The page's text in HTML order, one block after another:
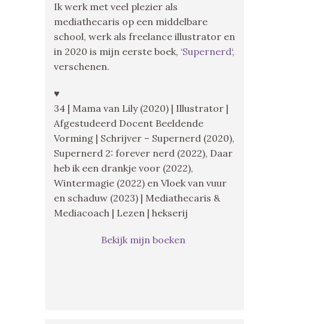
Ik werk met veel plezier als
mediathecaris op een middelbare
school, werk als freelance illustrator en
in 2020 is mijn eerste boek, ‘Supernerd‘,
verschenen.
♥
34 | Mama van Lily (2020) | Illustrator |
Afgestudeerd Docent Beeldende
Vorming | Schrijver – Supernerd (2020),
Supernerd 2: forever nerd (2022), Daar
heb ik een drankje voor (2022),
Wintermagie (2022) en Vloek van vuur
en schaduw (2023) | Mediathecaris &
Mediacoach | Lezen | hekserij
Bekijk mijn boeken